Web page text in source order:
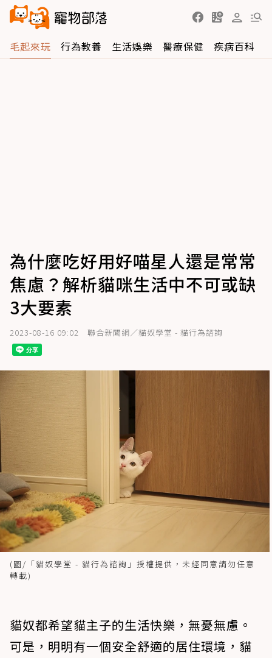
毛起來玩 行為教養 生活娛樂 醫療保健 疾病百科
為什麼吃好用好喵星人還是常常
焦慮？解析貓咪生活中不可或缺
3大要素
2023-08-16 09:02 聯合新聞網／貓奴學堂 - 貓行為諮詢
(圖/「貓奴學堂 - 貓行為諮詢」授權提供，未經同意請勿任意
轉載)
貓奴都希望貓主子的生活快樂，無憂無慮。
可是，明明有一個安全舒適的居住環境，貓